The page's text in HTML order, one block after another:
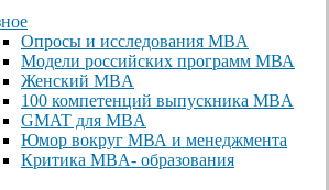
Опросы и исследования MBA
Модели российских программ МВА
Женский MBA
100 компетенций выпускника MBA
GMAT для MBA
Юмор вокруг МВА и менеджмента
Критика MBA- образования